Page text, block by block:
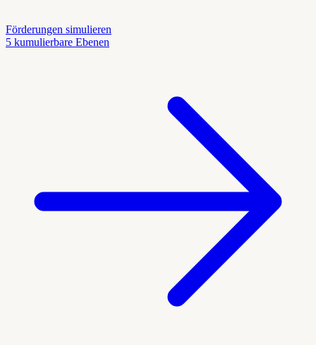
Förderungen simulieren
5 kumulierbare Ebenen